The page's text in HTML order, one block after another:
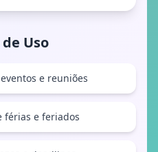
de Uso
e reuniões
férias e feriados